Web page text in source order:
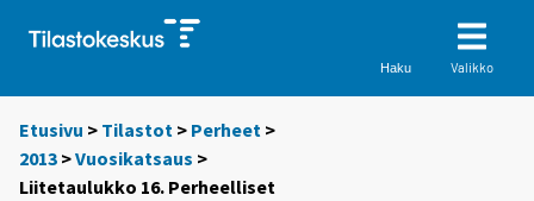
Haku Valikko
Etusivu > Tilastot > Perheet >
2013 >Vuosikatsaus >
Liitetaulukko 16. Perheelliset